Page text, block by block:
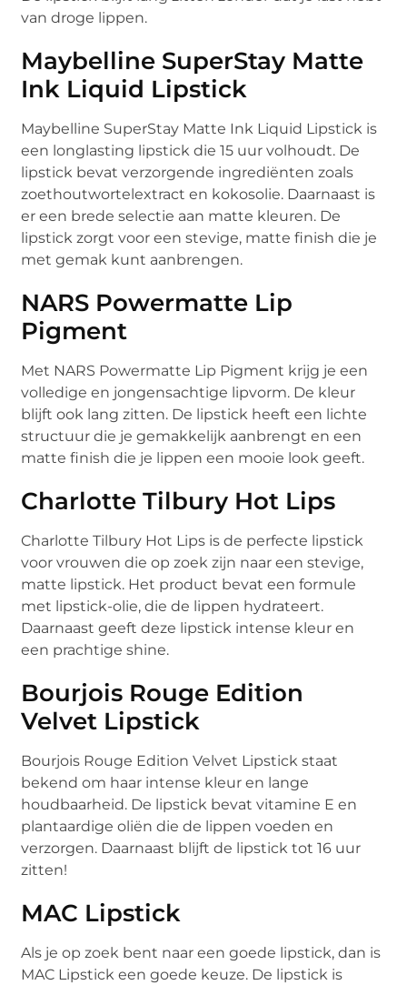
van droge lippen.
Maybelline SuperStay Matte
Ink Liquid Lipstick
Maybelline SuperStay Matte Ink Liquid Lipstick is
een longlasting lipstick die 15 uur volhoudt. De
lipstick bevat verzorgende ingrediënten zoals
zoethoutwortelextract en kokosolie. Daarnaast is
er een brede selectie aan matte kleuren. De
lipstick zorgt voor een stevige, matte finish die je
met gemak kunt aanbrengen.
NARS Powermatte Lip
Pigment
Met NARS Powermatte Lip Pigment krijg je een
volledige en jongensachtige lipvorm. De kleur
blijft ook lang zitten. De lipstick heeft een lichte
structuur die je gemakkelijk aanbrengt en een
matte finish die je lippen een mooie look geeft.
Charlotte Tilbury Hot Lips
Charlotte Tilbury Hot Lips is de perfecte lipstick
voor vrouwen die op zoek zijn naar een stevige,
matte lipstick. Het product bevat een formule
met lipstick-olie, die de lippen hydrateert.
Daarnaast geeft deze lipstick intense kleur en
een prachtige shine.
Bourjois Rouge Edition
Velvet Lipstick
Bourjois Rouge Edition Velvet Lipstick staat
bekend om haar intense kleur en lange
houdbaarheid. De lipstick bevat vitamine E en
plantaardige oliën die de lippen voeden en
verzorgen. Daarnaast blijft de lipstick tot 16 uur
zitten!
MAC Lipstick
Als je op zoek bent naar een goede lipstick, dan is
MAC Lipstick een goede keuze. De lipstick is